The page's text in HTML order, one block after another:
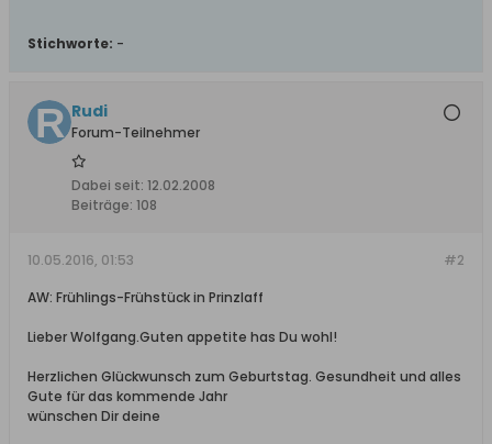
Stichworte: -
Rudi
Forum-Teilnehmer
Dabei seit: 12.02.2008
Beiträge: 108
#2
10.05.2016, 01:53
AW: Frühlings-Frühstück in Prinzlaff
Lieber Wolfgang.Guten appetite has Du wohl!
Herzlichen Glückwunsch zum Geburtstag. Gesundheit und alles
Gute für das kommende Jahr
wünschen Dir deine